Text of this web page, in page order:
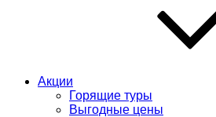
Акции
Горящие туры
Выгодные цены